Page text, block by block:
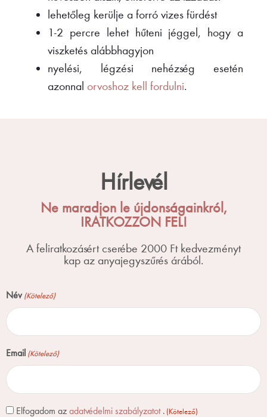
lehetőleg kerülje a forró vizes fürdést
1-2 percre lehet hűteni jéggel, hogy a
viszketés alábbhagyjon
nyelési, légzési nehézség esetén
azonnal orvoshoz kell fordulni.
Hírlevél
Ne maradjon le újdonságainkról,
IRATKOZZON FEL!
A feliratkozásért cserébe 2000 Ft kedvezményt
kap az anyajegyszűrés árából.
Név (Kötelező)
Email (Kötelező)
Consent
Elfogadom az adatvédelmi szabályzatot. (Kötelező)